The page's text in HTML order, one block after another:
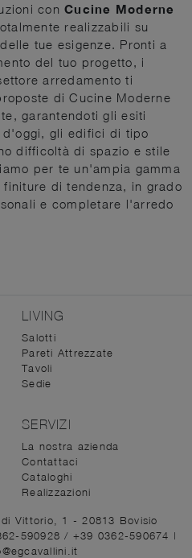
con Cucine Moderne
realizzabili su
tue esigenze. Pronti a
del tuo progetto, i
arredamento ti
di Cucine Moderne
garantendoti gli esiti
d'oggi, gli edifici di tipo
difficoltà di spazio e stile
per te un'ampia gamma
di tendenza, in grado
e completare l'arredo
LIVING
Salotti
Pareti Attrezzate
Tavoli
Sedie
SERVIZI
La nostra azienda
Contattaci
Cataloghi
Realizzazioni
Vittorio, 1 - 20813 Bovisio
590928/ +39 0362-590674 |